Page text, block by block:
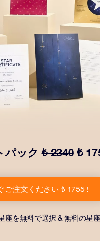
パック₺ 2340 ₺
い封筒とカスタマイズされ
キュメントが含まれている
用できます。大切や人や友
ご注文ください ₺ 1755 !
座を無料で選択 & 無料の星